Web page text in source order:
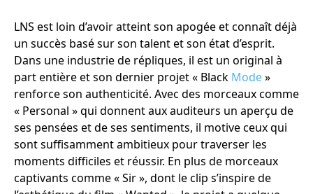
LNS est loin d’avoir atteint son apogée et connaît déjà
un succès basé sur son talent et son état d’esprit.
Dans une industrie de répliques, il est un original à
part entière et son dernier projet « Black Mode»
renforce son authenticité. Avec des morceaux comme
« Personal » qui donnent aux auditeurs un aperçu de
ses pensées et de ses sentiments, il motive ceux qui
sont suffisamment ambitieux pour traverser les
moments difficiles et réussir. En plus de morceaux
captivants comme « Sir », dont le clip s’inspire de